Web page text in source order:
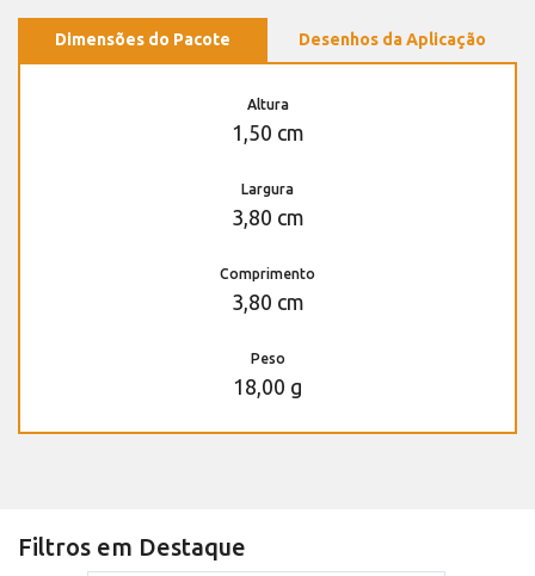
Dimensões do Pacote Desenhos da Aplicação
Altura
1,50 cm
Largura
3,80 cm
Comprimento
3,80 cm
Peso
18,00 g
Filtros em Destaque